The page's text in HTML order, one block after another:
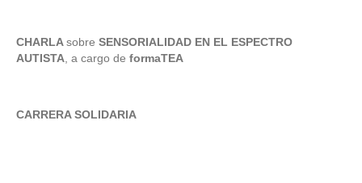
CHARLAsobre SENSORIALIDAD EN EL ESPECTRO
AUTISTA , a cargo de formaTEA
CARRERA SOLIDARIA